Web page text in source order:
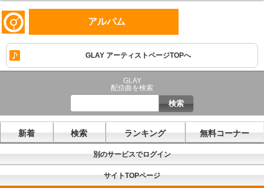
アルバム
GLAY アーティストページTOPへ
GLAY
配信曲を検索
新着 検索 ランキング 無料コーナー
別のサービスでログイン
サイトTOPページ